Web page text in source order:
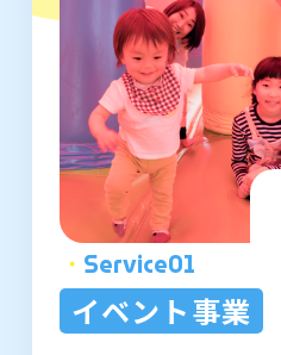
・ Service01
イベント事業